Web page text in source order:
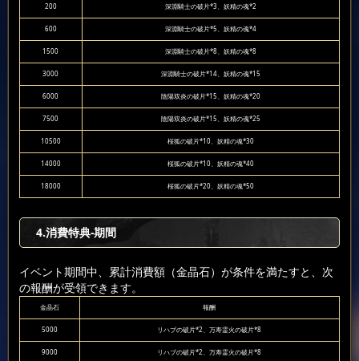
200 深淵騎士の破片*3、妖精の魂*2
600 深淵騎士の破片*5、妖精の魂*4
1500 深淵騎士の破片*8、妖精の魂*8
3000 深淵騎士の破片*14、妖精の魂*15
6000 陰陽双炎の破片*15、妖精の魂*20
7500 陰陽双炎の破片*15、妖精の魂*25
10500 桜狐の破片*10、妖精の魂*30
14000 桜狐の破片*10、妖精の魂*40
18000 桜狐の破片*20、妖精の魂*50
4.消費特典-期間
イベント期間中、累計消費額（金晶石）が条件を満たすと、次
の報酬が受領できます。
金晶石 報酬
5000 リハブの破片*2、万寿霊火の破片*8
9000 リハブの破片*2、万寿霊火の破片*8